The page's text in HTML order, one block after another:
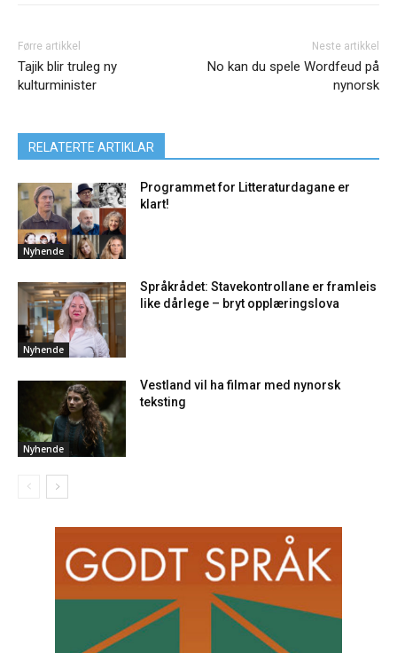
Førre artikkel
Tajik blir truleg ny
kulturminister
Neste artikkel
No kan du spele Wordfeud på
nynorsk
RELATERTE ARTIKLAR
Nyhende
Programmet for Litteraturdagane er
klart!
Nyhende
Språkrådet: Stavekontrollane er framleis
like dårlege – bryt opplæringslova
Nyhende
Vestland vil ha filmar med nynorsk
teksting